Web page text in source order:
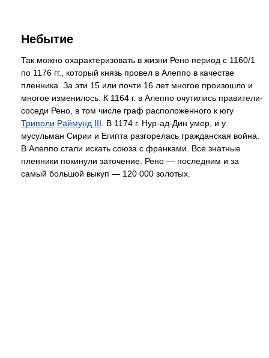
Небытие
Так можно охарактеризовать в жизни Рено период с 1160/1
по 1176 гг., который князь провел в Алеппо в качестве
пленника. За эти 15 или почти 16 лет многое произошло и
многое изменилось. К 1164 г. в Алеппо очутились правители-
соседи Рено, в том числе граф расположенного к югу
Триполи Раймунд III. В 1174 г. Нур-ад-Дин умер, и у
мусульман Сирии и Египта разгорелась гражданская война.
В Алеппо стали искать союза с франками. Все знатные
пленники покинули заточение. Рено — последним и за
самый большой выкуп — 120 000 золотых.